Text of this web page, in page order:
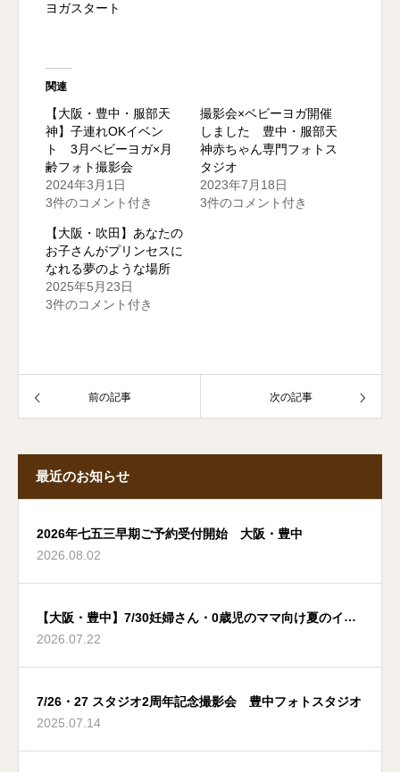
ヨガスタート
関連
【大阪・豊中・服部天
神】子連れOKイベン
ト 3月ベビーヨガ×月
齢フォト撮影会
2024年3月1日
3件のコメント付き
撮影会×ベビーヨガ開催
しました 豊中・服部天
神赤ちゃん専門フォトス
タジオ
2023年7月18日
3件のコメント付き
【大阪・吹田】あなたの
お子さんがプリンセスに
なれる夢のような場所
2025年5月23日
3件のコメント付き
前の記事 次の記事
最近のお知らせ
2026年七五三早期ご予約受付開始 大阪・豊中
2026.08.02
【大阪・豊中】7/30妊婦さん・0歳児のママ向け夏のイベ
ント
2026.07.22
7/26・27 スタジオ2周年記念撮影会 豊中フォトスタジオ
2025.07.14